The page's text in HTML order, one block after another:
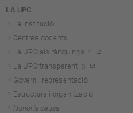
LA UPC
La institució
Centres docents
La UPC als rànquings
La UPC transparent
Govern i representació
Estructura i organització
Honoris causa